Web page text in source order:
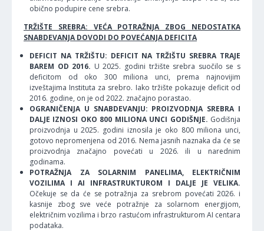
obično podupire cene srebra.
TRŽIŠTE SREBRA: VEĆA POTRAŽNJA ZBOG NEDOSTATKA
SNABDEVANJA DOVODI DO POVEĆANJA DEFICITA
DEFICIT NA TRŽIŠTU: DEFICIT NA TRŽIŠTU SREBRA TRAJE
BAREM OD 2016. U 2025. godini tržište srebra suočilo se s
deficitom od oko 300 miliona unci, prema najnovijim
izveštajima Instituta za srebro. Iako tržište pokazuje deficit od
2016. godine, on je od 2022. značajno porastao.
OGRANIČENJA U SNABDEVANJU: PROIZVODNJA SREBRA I
DALJE IZNOSI OKO 800 MILIONA UNCI GODIŠNJE. Godišnja
proizvodnja u 2025. godini iznosila je oko 800 miliona unci,
gotovo nepromenjena od 2016. Nema jasnih naznaka da će se
proizvodnja značajno povećati u 2026. ili u narednim
godinama.
POTRAŽNJA ZA SOLARNIM PANELIMA, ELEKTRIČNIM
VOZILIMA I AI INFRASTRUKTUROM I DALJE JE VELIKA.
Očekuje se da će se potražnja za srebrom povećati 2026. i
kasnije zbog sve veće potražnje za solarnom energijom,
električnim vozilima i brzo rastućom infrastrukturom AI centara
podataka.